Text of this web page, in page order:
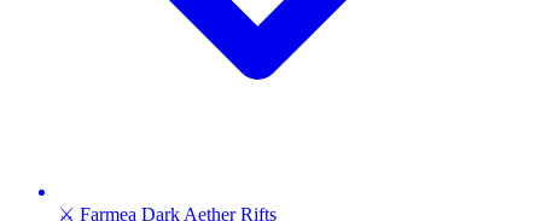
⚔️ Farmea Dark Aether Rifts